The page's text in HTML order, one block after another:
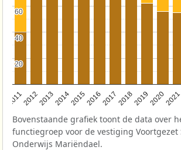
2011201220132014201520162017201820192020
20
20
40
40
60
60
Bovenstaande grafiek toont de data over
functiegroep voor de vestiging Voortgezet
Onderwijs Mariëndael.